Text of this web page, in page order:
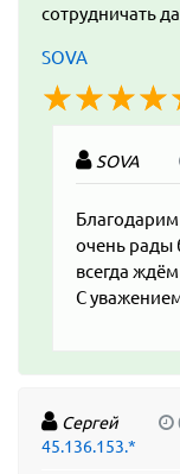
сотрудничать
SOVA
☆☆☆☆
★★★★
SOVA
очень рады
всегда ждём
С
Сергей
45.136.153.*